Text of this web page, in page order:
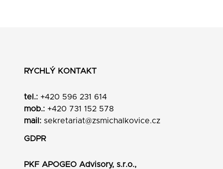
RYCHLÝ KONTAKT
tel.: +420 596 231 614
mob.: +420 731 152 578
mail: sekretariat@zsmichalkovice.cz
GDPR
PKF APOGEO Advisory, s.r.o.,